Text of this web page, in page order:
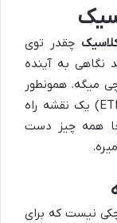
چقدر توی
نگاهی به آینده
میگه. همونطور
که قبل تر گفتم، ETC مثل اتریوم اصلی (ETH) یک نقشه راه
همه چیز دست
نیست که برای